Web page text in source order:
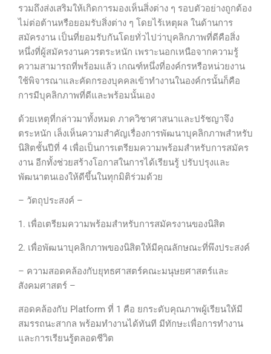
รวมถึงส่งเสริมให้เกิดการมองเห็นสิ่งต่าง ๆ รอบตัวอย่างถูกต้อง
ไม่ต่อต้านหรือยอมรับสิ่งต่าง ๆ โดยไร้เหตุผล ในด้านการ
สมัครงาน เป็นที่ยอมรับกันโดยทั่วไปว่าบุคลิกภาพที่ดีคือสิ่ง
หนึ่งที่ผู้สมัครงานควรตระหนัก เพราะนอกเหนือจากความรู้
ความสามารถที่พร้อมแล้ว เกณฑ์หนึ่งที่องค์กรหรือหน่วยงาน
ใช้พิจารณาและคัดกรองบุคคลเข้าทำงานในองค์กรนั้นก็คือ
การมีบุคลิกภาพที่ดีและพร้อมนั้นเอง
ด้วยเหตุที่กล่าวมาทั้งหมด ภาควิชาศาสนาและปรัชญาจึง
ตระหนัก เล็งเห็นความสำคัญเรื่องการพัฒนาบุคลิกภาพสำหรับ
นิสิตชั้นปีที่ 4 เพื่อเป็นการเตรียมความพร้อมสำหรับการสมัคร
งาน อีกทั้งช่วยสร้างโอกาสในการได้เรียนรู้ ปรับปรุงและ
พัฒนาตนเองให้ดีขึ้นในทุกมิติร่วมด้วย
– วัตถุประสงค์ –
1. เพื่อเตรียมความพร้อมสำหรับการสมัครงานของนิสิต
2. เพื่อพัฒนาบุคลิกภาพของนิสิตให้มีคุณลักษณะที่พึงประสงค์
– ความสอดคล้องกับยุทธศาสตร์คณะมนุษยศาสตร์และ
สังคมศาสตร์ –
สอดคล้องกับ Platform ที่ 1 คือ ยกระดับคุณภาพผู้เรียนให้มี
สมรรถนะสากล พร้อมทำงานได้ทันที มีทักษะเพื่อการทำงาน
และการเรียนรู้ตลอดชีวิต